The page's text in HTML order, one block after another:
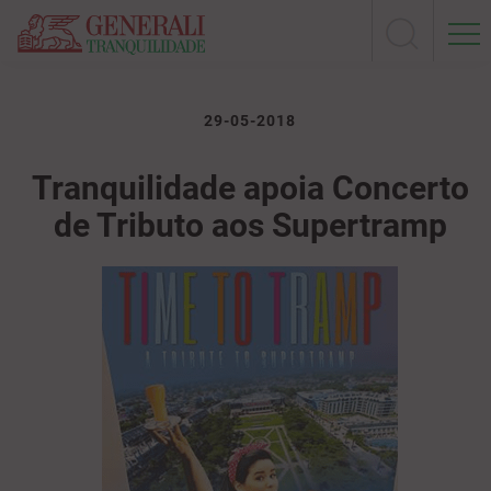
29-05-2018
Tranquilidade apoia Concerto
de Tributo aos Supertramp